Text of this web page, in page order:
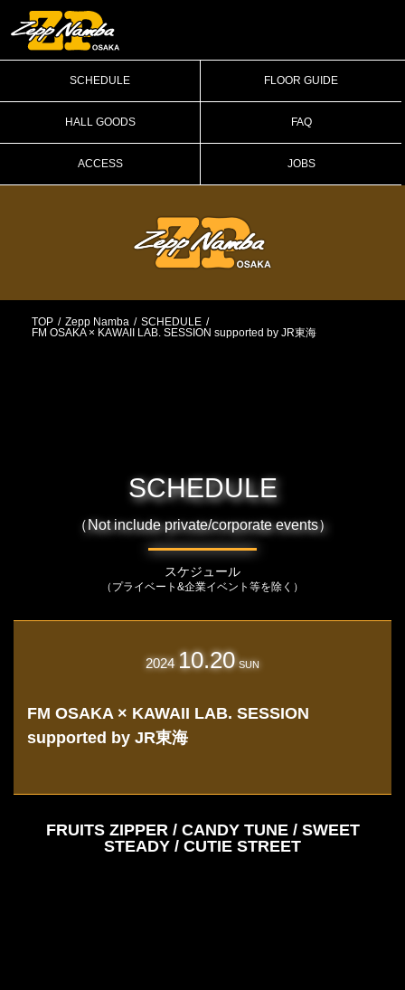
SCHEDULE FLOOR GUIDE
HALL GOODS FAQ
ACCESS JOBS
TOP Zepp Namba
SCHEDULE
FM OSAKA × KAWAII LAB. SESSION supported by JR東海
SCHEDULE
（Not include private/corporate events）
スケジュール
（プライベート&企業イベント等を除く）
2024 10.20 SUN
FM OSAKA × KAWAII LAB. SESSION
supported by JR東海
FRUITS ZIPPER / CANDY TUNE / SWEET
STEADY / CUTIE STREET